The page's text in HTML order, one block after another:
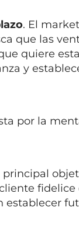
. El
que las
quiere
y
por la
principal
fidelice
establecer